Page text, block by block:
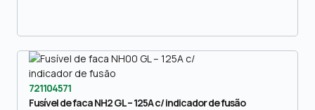
721104571
Fusível de faca NH2 GL – 125A c/ indicador de fusão